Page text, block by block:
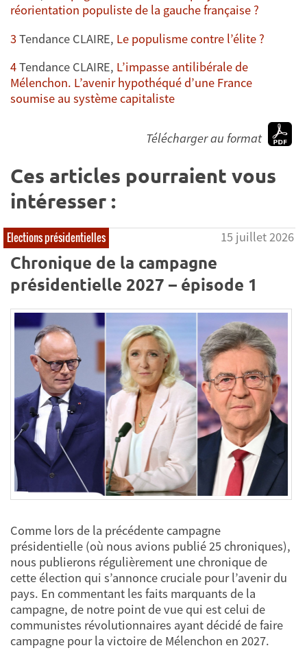
réorientation populiste de la gauche française ?
3Tendance CLAIRE, Le populisme contre l’élite ?
4Tendance CLAIRE, L’impasse antilibérale de
Mélenchon. L’avenir hypothéqué d’une France
soumise au système capitaliste
Télécharger au format
Ces articles pourraient vous
intéresser :
Elections présidentielles 15 juillet 2026
Chronique de la campagne
présidentielle 2027 – épisode 1
Comme lors de la précédente campagne
présidentielle (où nous avions publié 25 chroniques),
nous publierons régulièrement une chronique de
cette élection qui s’annonce cruciale pour l’avenir du
pays. En commentant les faits marquants de la
campagne, de notre point de vue qui est celui de
communistes révolutionnaires ayant décidé de faire
campagne pour la victoire de Mélenchon en 2027.